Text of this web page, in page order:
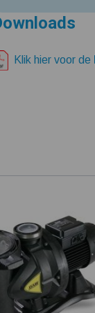
Klik hier voor de